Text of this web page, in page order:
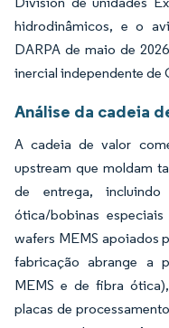
hidrodinâmicos, e o
DARPA de maio de
inercial independente de
Análise da cadeia
A cadeia de valor
upstream que moldam
de entrega,
ótica/bobinas
wafers MEMS apoiados
fabricação abrange a
MEMS e de fibra
placas de